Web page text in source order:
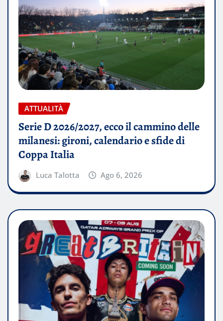
ATTUALITÀ
Serie D 2026/2027, ecco il cammino delle
milanesi: gironi, calendario e sfide di
Coppa Italia
Luca Talotta Ago 6, 2026